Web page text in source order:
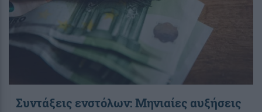
Συντάξεις ενστόλων: Mηνιαίες αυξήσεις